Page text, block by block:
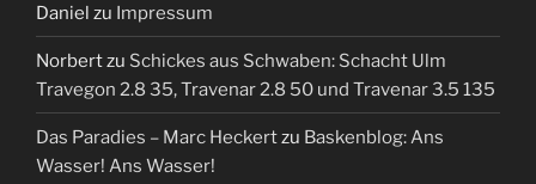
Daniel zu Impressum
Norbertzu Schickes aus Schwaben: Schacht Ulm
Travegon 2.8 35, Travenar 2.8 50 und Travenar 3.5 135
Das Paradies – Marc Heckertzu Baskenblog: Ans
Wasser! Ans Wasser!